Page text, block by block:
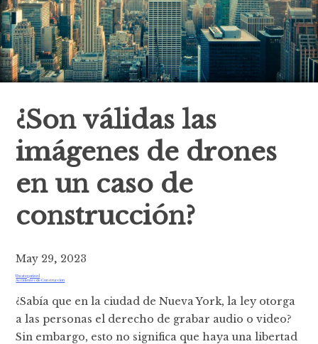
¿Son válidas las
imágenes de drones
en un caso de
construcción?
May 29, 2023
Uncategorized
Accidentes de Construccion
¿Sabía que en la ciudad de Nueva York, la ley otorga
a las personas el derecho de grabar audio o video?
Sin embargo, esto no significa que haya una libertad